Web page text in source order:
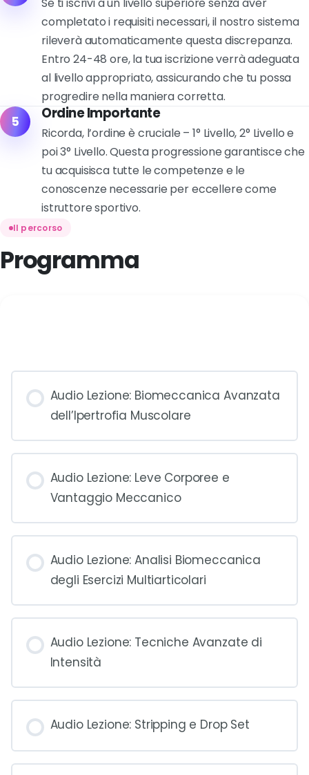
completato i requisiti necessari, il nostro sistema
rileverà automaticamente questa discrepanza.
Entro 24-48 ore, la tua iscrizione verrà adeguata
al livello appropriato, assicurando che tu possa
progredire nella maniera corretta.
5 Ordine Importante
Ricorda, l’ordine è cruciale – 1° Livello, 2° Livello e
poi 3° Livello. Questa progressione garantisce che
tu acquisisca tutte le competenze e le
conoscenze necessarie per eccellere come
istruttore sportivo.
Il percorso
Programma
Audio Lezione: Biomeccanica Avanzata
dell’Ipertrofia Muscolare
Audio Lezione: Leve Corporee e
Vantaggio Meccanico
Audio Lezione: Analisi Biomeccanica
degli Esercizi Multiarticolari
Audio Lezione: Tecniche Avanzate di
Intensità
Audio Lezione: Stripping e Drop Set